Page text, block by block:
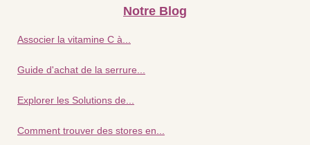
Notre Blog
Associer la vitamine C à...
Guide d'achat de la serrure...
Explorer les Solutions de...
Comment trouver des stores en...